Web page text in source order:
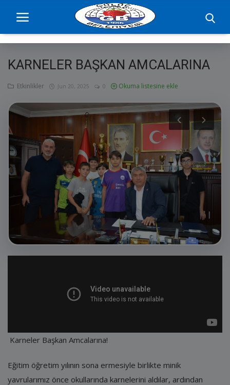
Başkan
Yönetim
Hizmetler
Duyurular
E-Belediye
İletişim
KARNELER BAŞKAN AMCALARINA
Etkinlikler Jun 20, 2025 0 Okuma listesine ekle
Karneler Başkan Amcalarına!
Eğitim öğretim yılının sona ermesiyle birlikte minik
yavrularımız önce okullarında karnelerini aldılar, ardından